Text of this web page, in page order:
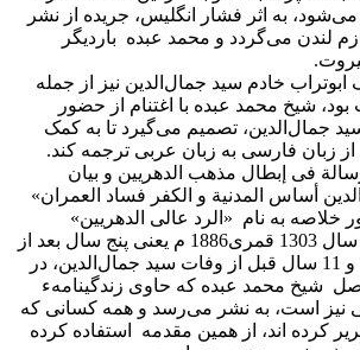
به اثر فشار انگلیس، جریده از نشر
لندن می‌گردد و محمد عبده باردیگر
خادم سید جمال‌الدین نیز از جمله
شیخ محمد عبده با اغتنام از حضور
جمال‌الدین، تصمیم می‌گیرد تا به کمک
زبان فارسی به زبان عربی ترجمه کند.
فی إبطال مذهب الدهریین و بیان
أساس المدنیة و الکفر فساد العمران»
به نام «الرد عالی الدهریین»
مشهور می گردد، در سال 1303 قمری1886 م یعنی پنج سال بعد از
تالیف به زبان فارسی و 11 سال قبل از وفات سید جمال‌الدین، در
شیخ محمد عبده که حاوی زندگینامهء
نیز است، به نشر می‌رسد و همه کسانی که
کرده اند، از همین مقدمه استفاده کرده